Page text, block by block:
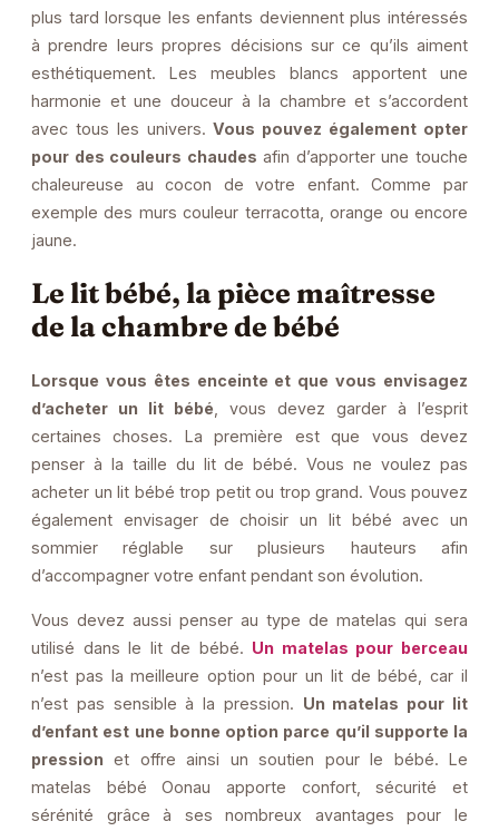
plus tard lorsque les enfants deviennent plus intéressés
à prendre leurs propres décisions sur ce qu’ils aiment
esthétiquement. Les meubles blancs apportent une
harmonie et une douceur à la chambre et s’accordent
avec tous les univers.Vous pouvez également opter
pour des couleurs chaudes afin d’apporter une touche
chaleureuse au cocon de votre enfant. Comme par
exemple des murs couleur terracotta, orange ou encore
jaune.
Le lit bébé, la pièce maîtresse
de la chambre de bébé
Lorsque vous êtes enceinte et que vous envisagez
d’acheter un lit bébé , vous devez garder à l’esprit
certaines choses. La première est que vous devez
penser à la taille du lit de bébé. Vous ne voulez pas
acheter un lit bébé trop petit ou trop grand. Vous pouvez
également envisager de choisir un lit bébé avec un
sommier réglable sur plusieurs hauteurs afin
d’accompagner votre enfant pendant son évolution.
Vous devez aussi penser au type de matelas qui sera
utilisé dans le lit de bébé. Un matelas pour berceau
n’est pas la meilleure option pour un lit de bébé, car il
n’est pas sensible à la pression. Un matelas pour lit
d’enfant est une bonne option parce qu’il supporte la
pression et offre ainsi un soutien pour le bébé. Le
matelas bébé Oonau apporte confort, sécurité et
sérénité grâce à ses nombreux avantages pour le